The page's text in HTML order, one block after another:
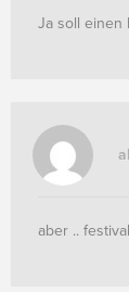
Ja soll einen
aber ..